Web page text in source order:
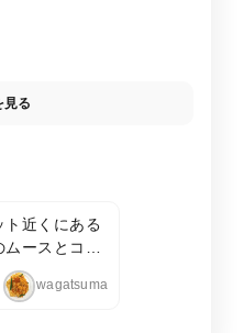
見る
近くにある
ースとコン
ャンパンと一
せ…。夏の時
wagatsuma